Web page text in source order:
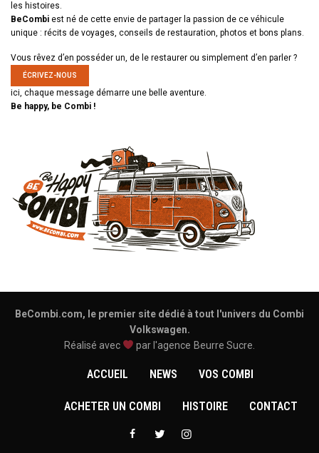
les histoires.
BeCombi est né de cette envie de partager la passion de ce véhicule
unique : récits de voyages, conseils de restauration, photos et bons plans.
Vous rêvez d’en posséder un, de le restaurer ou simplement d’en parler ?
ÉCRIVEZ-NOUS
ici, chaque message démarre une belle aventure.
Be happy, be Combi !
BeCombi.com, le premier site dédié à tout l'univers du Combi
Volkswagen.
Réalisé avec
par l'agence Beurre Sucre
ACCUEIL NEWS VOS COMBI
ACHETER UN COMBI HISTOIRE CONTACT